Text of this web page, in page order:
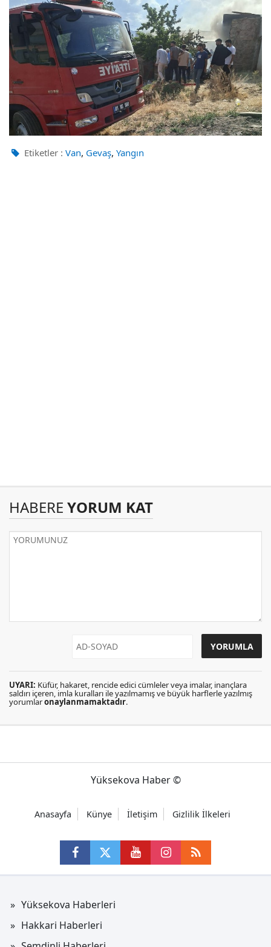
Etiketler : Van, Gevaş, Yangın
HABERE YORUM KAT
UYARI: Küfür, hakaret, rencide edici cümleler veya imalar, inançlara
saldırı içeren, imla kuralları ile yazılmamış ve büyük harflerle yazılmış
yorumlaronaylanmamaktadır.
Yüksekova Haber ©
Anasayfa Künye İletişim Gizlilik İlkeleri
Yüksekova Haberleri
Hakkari Haberleri